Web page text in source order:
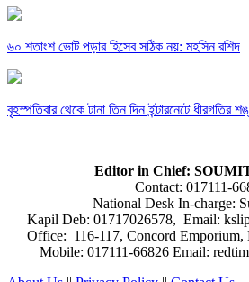
৬০ শতাংশ ভোট পড়ার হিসেব সঠিক নয়: মহসিন রশিদ
বৃহস্পতিবার থেকে টানা তিন দিন ইন্টারনেটে ধীরগতির
Editor in Chief:
Contact: 017111-
National Desk In-charge:
Kapil Deb: 01717026578, Email:
Office: 116-117, Concord Emporium,
Mobile: 017111-66826 Email: